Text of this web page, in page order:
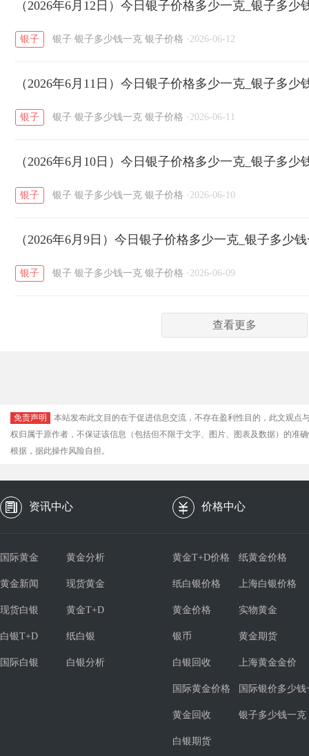
开国纪念币 大清银币 / 长城币 / 老
菜百 周生生 周大生
六福 / 金至尊 潮宏基 / 亚一金店 /
（2026年6月12日）今日银子价格多少一克_银子多少
银子 银子 银子多少钱一克 银子价格 · 2026-06-12
（2026年6月11日）今日银子价格多少一克_银子多少
银子 银子 银子多少钱一克 银子价格 · 2026-06-11
（2026年6月10日）今日银子价格多少一克_银子多少
银子 银子 银子多少钱一克 银子价格 · 2026-06-10
（2026年6月9日）今日银子价格多少一克_银子多少
银子 银子 银子多少钱一克 银子价格 · 2026-06-09
查看更多
免责声明
本站发布此文目的在于促进信息交流，不存在盈利性目的，此文观
权归属于原作者，不保证该信息（包括但不限于文字、图片、图表及数据）的准
根据，据此操作风险自担。
资讯中心 价格中心
国际黄金 黄金分析
黄金新闻 现货黄金
现货白银 黄金T+D
白银T+D 纸白银
国际白银 白银分析
黄金T+D价格 纸黄金价格
纸白银价格 上海白银价格
黄金价格 实物黄金
银币 黄金期货
白银回收 上海黄金金价
国际黄金价格 国际银价多少钱
黄金回收 银子多少钱一克
白银期货